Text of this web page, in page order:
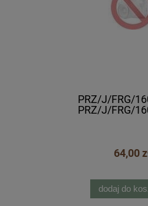
PRZ/J/FRG/
PRZ/J/FRG/
64,00
dodaj do